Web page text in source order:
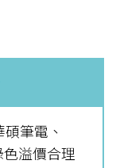
筆電、
溢價合理